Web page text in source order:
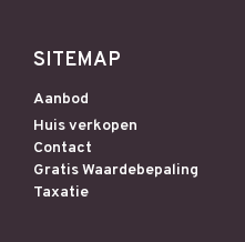
SITEMAP
Aanbod
Huis verkopen
Contact
Gratis Waardebepaling
Taxatie